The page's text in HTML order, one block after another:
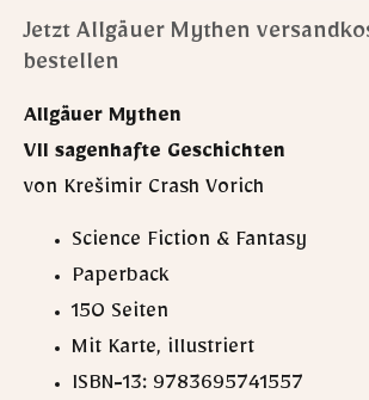
Jetzt Allgäuer Mythen
bestellen
Allgäuer Mythen
VII sagenhafte Geschichten
von Krešimir Crash Vorich
Science Fiction & Fantasy
Paperback
150 Seiten
Mit Karte, illustriert
ISBN-13: 9783695741557